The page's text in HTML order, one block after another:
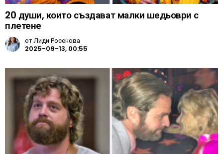
20 души, които създават малки шедьоври с
плетене
отЛиди Росенова
2025-09-13, 00:55